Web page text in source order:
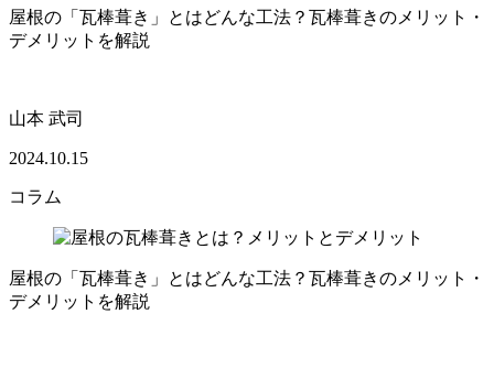
屋根の「瓦棒葺き」とはどんな工法？瓦棒葺きのメリット・
デメリットを解説
山本 武司
2024.10.15
コラム
屋根の「瓦棒葺き」とはどんな工法？瓦棒葺きのメリット・
デメリットを解説